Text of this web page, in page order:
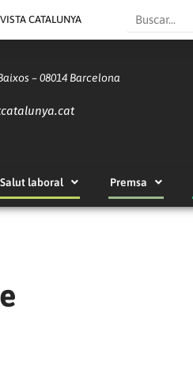
CATALUNYA Search
– 08014 Barcelona
Salut laboral Premsa